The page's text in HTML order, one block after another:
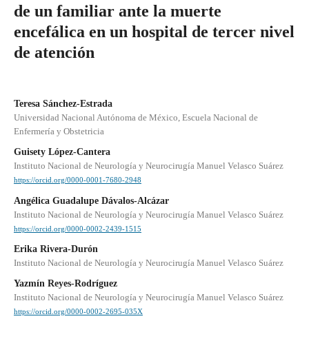
de un familiar ante la muerte
encefálica en un hospital de tercer nivel
de atención
Teresa Sánchez-Estrada
Universidad Nacional Autónoma de México, Escuela Nacional de
Enfermería y Obstetricia
Guisety López-Cantera
Instituto Nacional de Neurología y Neurocirugía Manuel Velasco Suárez
https://orcid.org/0000-0001-7680-2948
Angélica Guadalupe Dávalos-Alcázar
Instituto Nacional de Neurología y Neurocirugía Manuel Velasco Suárez
https://orcid.org/0000-0002-2439-1515
Erika Rivera-Durón
Instituto Nacional de Neurología y Neurocirugía Manuel Velasco Suárez
Yazmín Reyes-Rodríguez
Instituto Nacional de Neurología y Neurocirugía Manuel Velasco Suárez
https://orcid.org/0000-0002-2695-035X